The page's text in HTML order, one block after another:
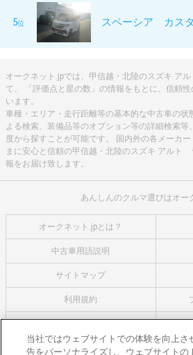
5位 スペーシア カス
オークネット.jpでは、甲信越・北陸のスズキ ア
て、 「評価点と星の数」の情報をもとに、信頼
います。
車種・エリア・走行距離等の基本的な中古車の状
よる検索、装備品等のオプション等の詳細検索等
度から探すことが可能です。 国内外の各メーカ
まに安心と信頼の甲信越・北陸のスズキ アルト
報をお届け致します。
あんしんのクルマ選びはオー
オークネット.jpとは？
中古車用語説明
サイトマップ
利用規約
当社ではウェブサイトでの体験を向上さ
告をパーソナライズし、ウェブサイトの